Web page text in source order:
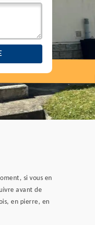
si vous en
avant de
en pierre, en